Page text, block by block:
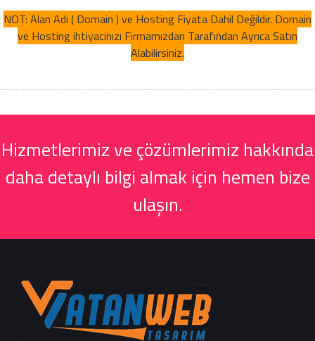
NOT: Alan Adı ( Domain ) ve Hosting Fiyata Dahil Değildir. Domain
ve Hosting ihtiyacınızı Firmamızdan Tarafından Ayrıca Satın
Alabilirsiniz.
Hizmetlerimiz ve çözümlerimiz hakkında
daha detaylı bilgi almak için hemen bize
ulaşın.